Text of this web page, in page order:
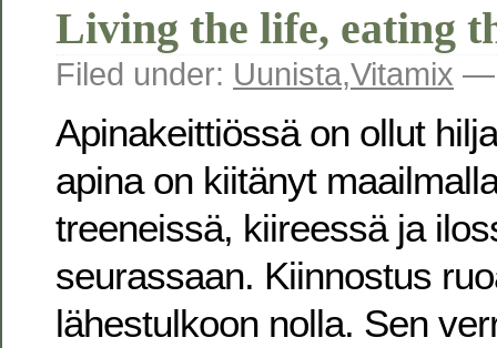
Living the life, eating
Filed under: Uunista,Vitamix —
Apinakeittiössä on ollut
apina on kiitänyt
treeneissä, kiireessä ja
seurassaan. Kiinnostus
lähestulkoon nolla. Sen